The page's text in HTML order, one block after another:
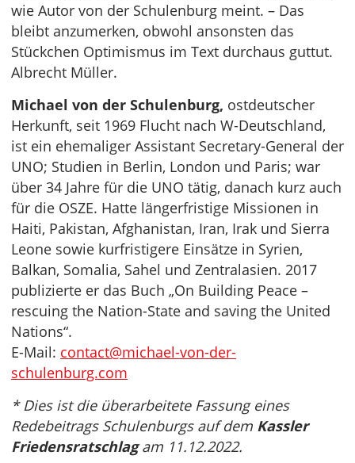
wie Autor von der Schulenburg meint. – Das
bleibt anzumerken, obwohl ansonsten das
Stückchen Optimismus im Text durchaus guttut.
Albrecht Müller.
Michael von der Schulenburg, ostdeutscher
Herkunft, seit 1969 Flucht nach W-Deutschland,
ist ein ehemaliger Assistant Secretary-General der
UNO; Studien in Berlin, London und Paris; war
über 34 Jahre für die UNO tätig, danach kurz auch
für die OSZE. Hatte längerfristige Missionen in
Haiti, Pakistan, Afghanistan, Iran, Irak und Sierra
Leone sowie kurfristigere Einsätze in Syrien,
Balkan, Somalia, Sahel und Zentralasien. 2017
publizierte er das Buch „On Building Peace –
rescuing the Nation-State and saving the United
Nations“.
E-Mail: contact@michael-von-der-
schulenburg.com
* Dies ist die überarbeitete Fassung eines
Redebeitrags Schulenburgs auf dem Kassler
Friedensratschlagam 11.12.2022.